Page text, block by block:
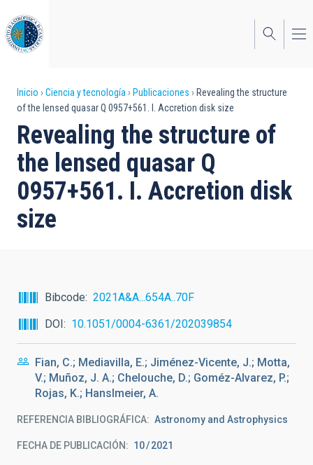
al
contenido
principal
Sobrescribir
enlaces
de
ayuda
a
la
Inicio Ciencia y tecnología Publicaciones
Revealing the structure
of the lensed quasar Q 0957+561. I. Accretion disk size
Revealing the structure of
the lensed quasar Q
0957+561. I. Accretion disk
size
Bibcode
2021A&A...654A..70F
DOI
10.1051/0004-6361/202039854
Fian, C.; Mediavilla, E.; Jiménez-Vicente, J.; Motta,
V.; Muñoz, J. A.; Chelouche, D.; Goméz-Alvarez, P.;
Rojas, K.; Hanslmeier, A.
REFERENCIA BIBLIOGRÁFICA Astronomy and Astrophysics
FECHA DE PUBLICACIÓN: 10 2021